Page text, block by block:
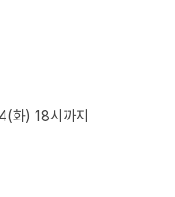
화) 18시까지